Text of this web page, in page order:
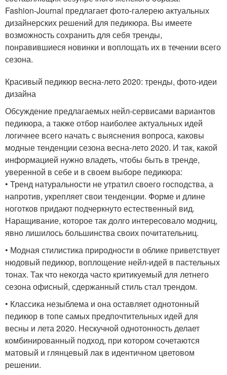
Fashion-Journal предлагает фото-галерею актуальных
дизайнерских решений для педикюра. Вы имеете
возможность сохранить для себя тренды,
понравившиеся новинки и воплощать их в течении всего
сезона.
Красивый педикюр весна-лето 2020: тренды, фото-идеи
дизайна
Обсуждение предлагаемых нейл-сервисами вариантов
педикюра, а также отбор наиболее актуальных идей
логичнее всего начать с выяснения вопроса, каковы
модные тенденции сезона весна-лето 2020. И так, какой
информацией нужно владеть, чтобы быть в тренде,
уверенной в себе и в своем выборе педикюра:
• Тренд натуральности не утратил своего господства, а
напротив, укрепляет свои тенденции. Форме и длине
ноготков придают подчеркнуто естественный вид.
Наращивание, которое так долго интересовало модниц,
явно лишилось большинства своих почитательниц.
• Модная стилистика природности в облике приветствует
нюдовый педикюр, воплощение нейл-идей в пастельных
тонах. Так что некогда часто критикуемый для летнего
сезона офисный, сдержанный стиль стал трендом.
• Классика незыблема и она оставляет однотонный
педикюр в топе самых предпочтительных идей для
весны и лета 2020. Нескучной однотонность делает
комбинированный подход, при котором сочетаются
матовый и глянцевый лак в идентичном цветовом
решении.